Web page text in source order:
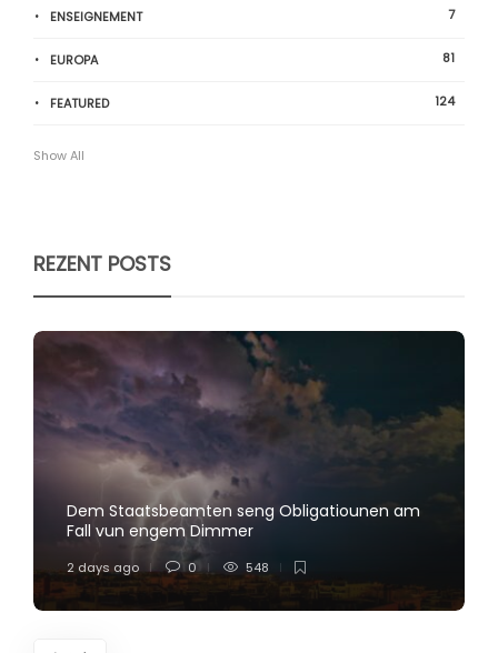
ENSEIGNEMENT 7
EUROPA 81
FEATURED 124
Show All
REZENT POSTS
Dem Staatsbeamten seng Obligatiounen am
Fall vun engem Dimmer
2 days ago 0 548